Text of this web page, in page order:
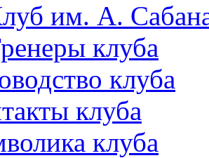
им. А.
клуба
клуба
клуба
клуба